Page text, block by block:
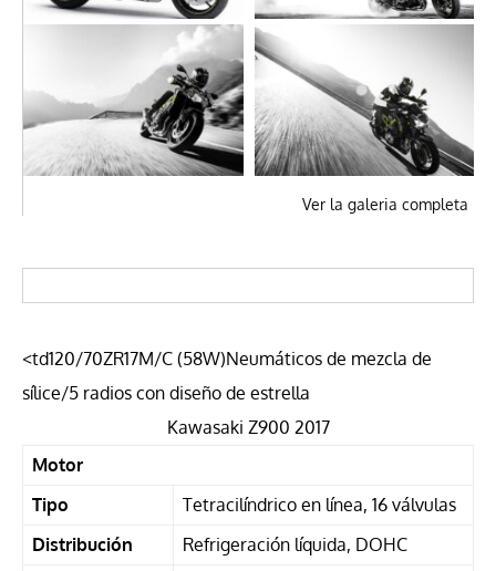
Ver la galeria completa
<td120/70ZR17M/C (58W)Neumáticos de mezcla de
sílice/5 radios con diseño de estrella
Kawasaki Z900 2017
Motor
Tipo
Tetracilíndrico en línea, 16 válvulas
Distribución
Refrigeración líquida, DOHC